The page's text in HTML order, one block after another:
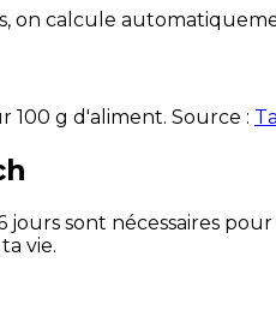
on calcule
100 g d'aliment. Source :
sont nécessaires
vie.